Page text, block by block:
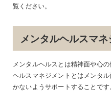
覧ください。
メンタルヘルスマ
メンタルヘルスとは精神面や心
ヘルスマネジメントとはメンタ
かないようサポートすることで